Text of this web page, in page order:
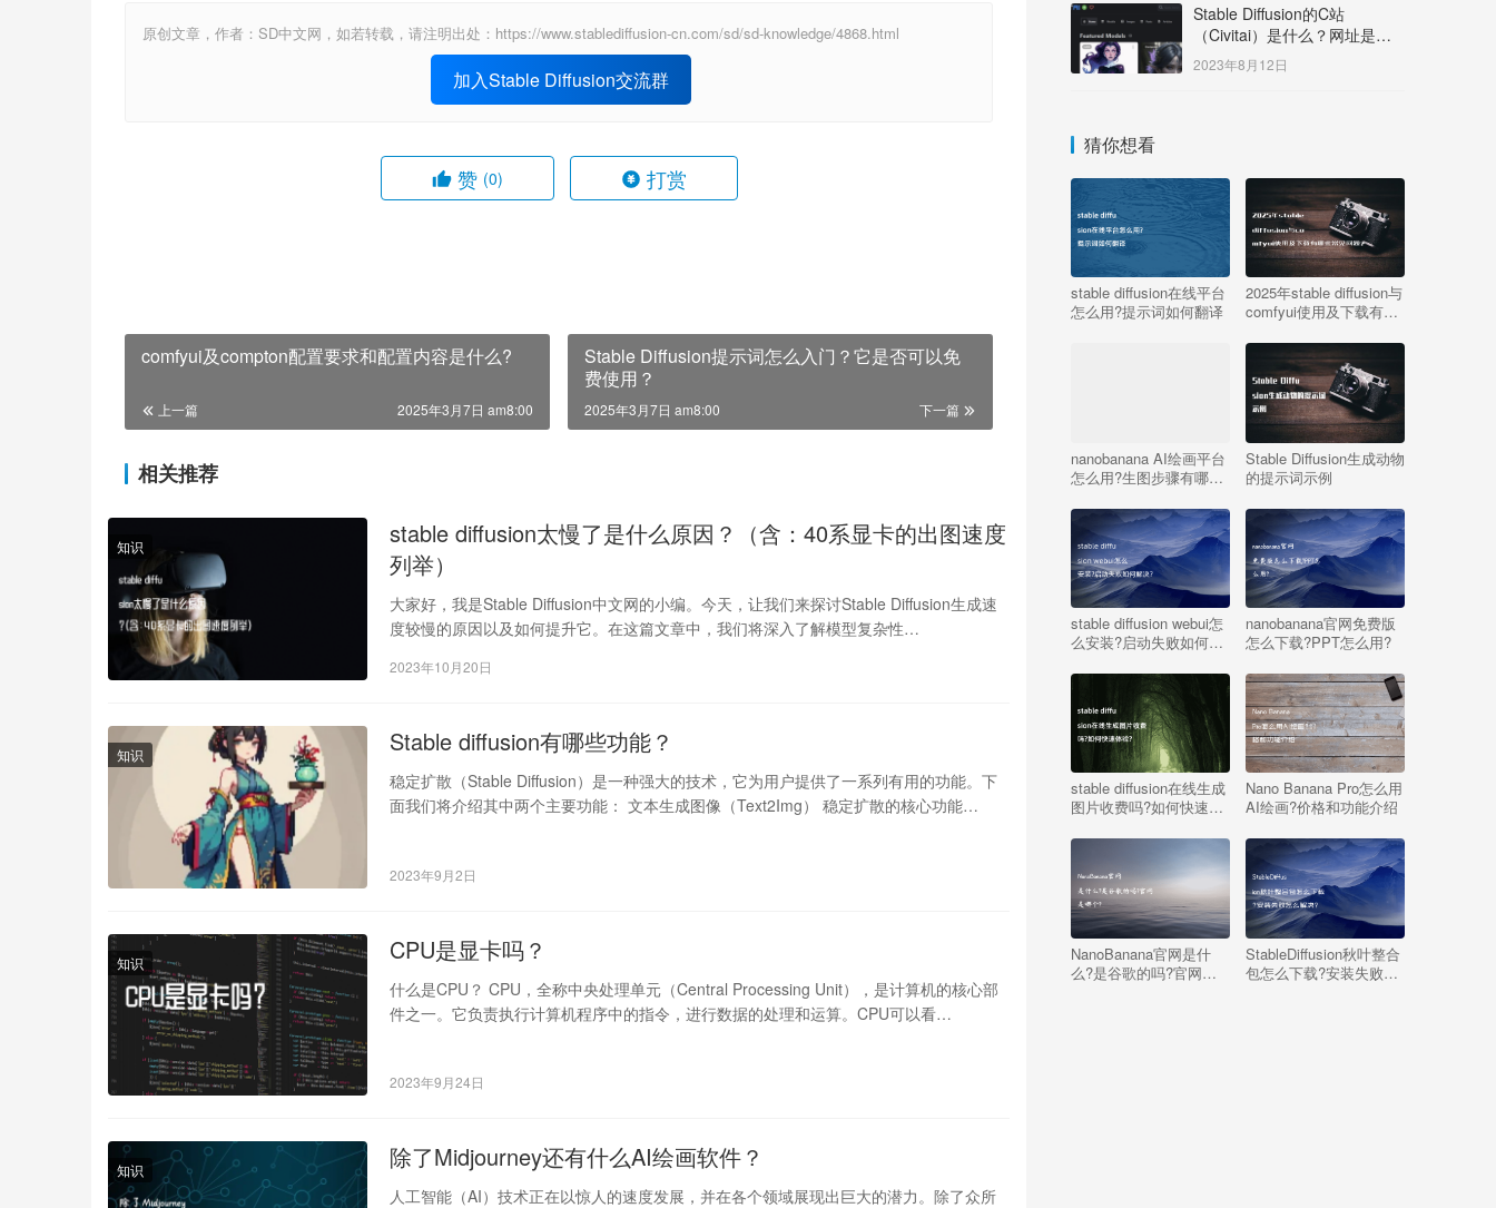
原创文章，作者：SD中文网，如若转载，请注明出处：https://www.stablediffusion-cn.com/sd/sd-knowledge/4868.html
加入Stable Diffusion交流群
赞 (0) 打赏
comfyui及compton配置要求和配置内容是什么?
上一篇 2025年3月7日 am8:00
Stable Diffusion提示词怎么入门？它是否可以免
费使用？
下一篇
2025年3月7日 am8:00
相关推荐
知识
stable diffusion太慢了是什么原因？（含：40系显卡的出图速度
列举）
大家好，我是Stable Diffusion中文网的小编。今天，让我们来探讨Stable Diffusion生成速
度较慢的原因以及如何提升它。在这篇文章中，我们将深入了解模型复杂性…
2023年10月20日
知识 Stable diffusion有哪些功能？
稳定扩散（Stable Diffusion）是一种强大的技术，它为用户提供了一系列有用的功能。下
面我们将介绍其中两个主要功能： 文本生成图像（Text2Img） 稳定扩散的核心功能…
2023年9月2日
知识 CPU是显卡吗？
什么是CPU？ CPU，全称中央处理单元（Central Processing Unit），是计算机的核心部
件之一。它负责执行计算机程序中的指令，进行数据的处理和运算。CPU可以看…
2023年9月24日
知识 除了Midjourney还有什么AI绘画软件？
人工智能（AI）技术正在以惊人的速度发展，并在各个领域展现出巨大的潜力。除了众所
Stable Diffusion的C站
（Civitai）是什么？网址是多
少？
2023年8月12日
猜你想看
stable diffusion在线平台
怎么用?提示词如何翻译
2025年stable diffusion与
comfyui使用及下载有哪
nanobanana AI绘画平台
怎么用?生图步骤有哪
Stable Diffusion生成动物
的提示词示例
stable diffusion webui怎
么安装?启动失败如何解
nanobanana官网免费版
怎么下载?PPT怎么用?
stable diffusion在线生成
图片收费吗?如何快速体
Nano Banana Pro怎么用
AI绘画?价格和功能介绍
NanoBanana官网是什
么?是谷歌的吗?官网是
StableDiffusion秋叶整合
包怎么下载?安装失败怎